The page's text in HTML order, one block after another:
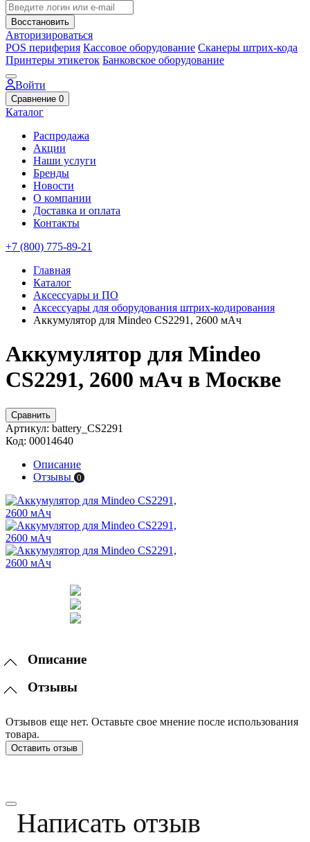
Восстановить
Авторизироваться
POS периферия Кассовое оборудование Сканеры штрих-кода
Принтеры этикеток Банковское оборудование
Войти
Сравнение 0
Каталог
Распродажа
Акции
Наши услуги
Бренды
Новости
О компании
Доставка и оплата
Контакты
+7 (800) 775-89-21
Главная
Каталог
Аксессуары и ПО
Аксессуары для оборудования штрих-кодирования
Аккумулятор для Mindeo CS2291, 2600 мАч
Аккумулятор для Mindeo
CS2291, 2600 мАч в Москве
Сравнить
Артикул: battery_CS2291
Код: 00014640
Описание
Отзывы 0
Описание
Отзывы
Отзывов еще нет. Оставьте свое мнение после использования
товара.
Оставить отзыв
Написать отзыв